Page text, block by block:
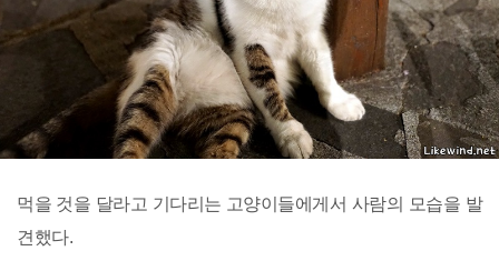
먹을 것을 달라고 기다리는 고양이들에게서 사람의 모습을 발
견했다.